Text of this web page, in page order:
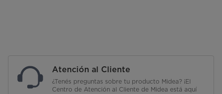
Atención al Cliente
¿Tenés preguntas sobre tu producto Midea? ¡El
Centro de Atención al Cliente de Midea está aquí